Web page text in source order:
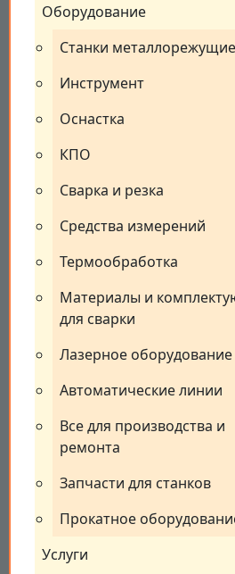
Оборудование
Станки металлорежущие
Инструмент
Оснастка
КПО
Сварка и резка
Средства измерений
Термообработка
Материалы и
для сварки
Лазерное оборудование
Автоматические линии
Все для производства и
ремонта
Запчасти для станков
Прокатное
Услуги